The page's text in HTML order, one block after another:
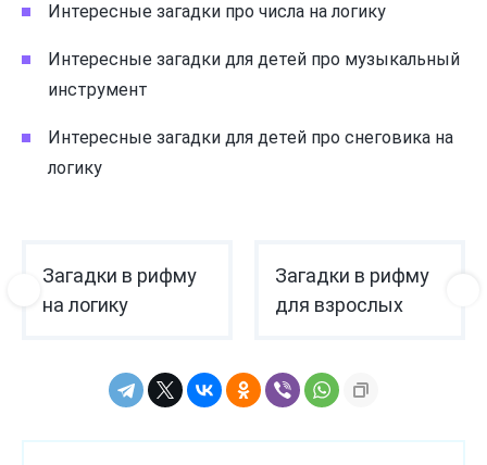
Интересные загадки про числа на логику
Интересные загадки для детей про музыкальный
инструмент
Интересные загадки для детей про снеговика на
логику
Загадки в рифму
на логику
Загадки в рифму
для взрослых